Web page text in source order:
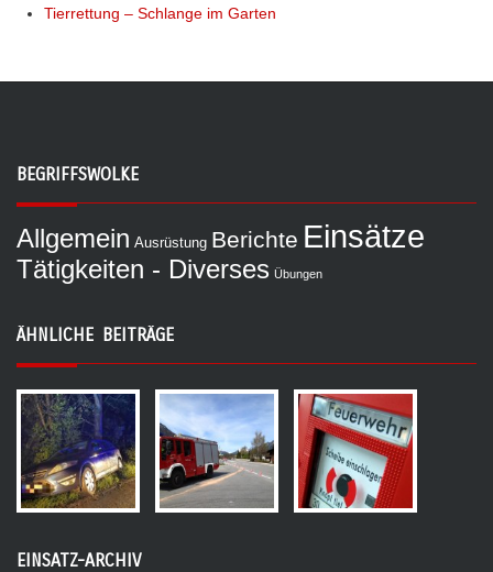
Tierrettung – Schlange im Garten
BEGRIFFSWOLKE
Allgemein Ausrüstung Berichte Einsätze
Tätigkeiten - Diverses Übungen
ÄHNLICHE BEITRÄGE
EINSATZ-ARCHIV